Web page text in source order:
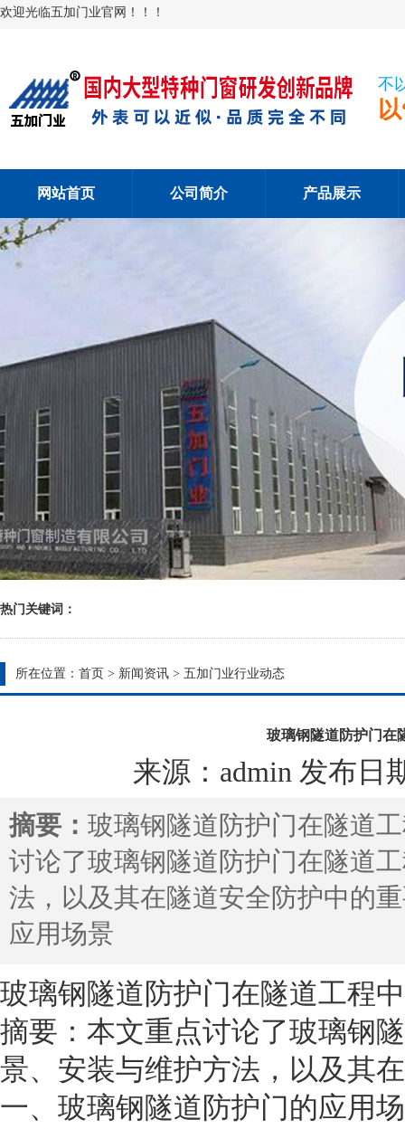
欢迎光临五加门业官网！！！
不
网站首页 公司简介 产品展示
热门关键词：
所在位置： 首页 > 新闻资讯 > 五加门业行业动态
玻璃钢隧道防护门在
来源：admin 发布日
摘要： 玻璃钢隧道防护门在隧道
讨论了玻璃钢隧道防护门在隧道
法，以及其在隧道安全防护中的
应用场景
玻璃钢隧道防护门在隧道工程
摘要：本文重点讨论了玻璃钢
景、安装与维护方法，以及其
一、玻璃钢隧道防护门的应用